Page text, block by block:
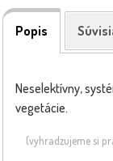
Popis
Neselektívny,
vegetácie.
(vyhradzujeme si